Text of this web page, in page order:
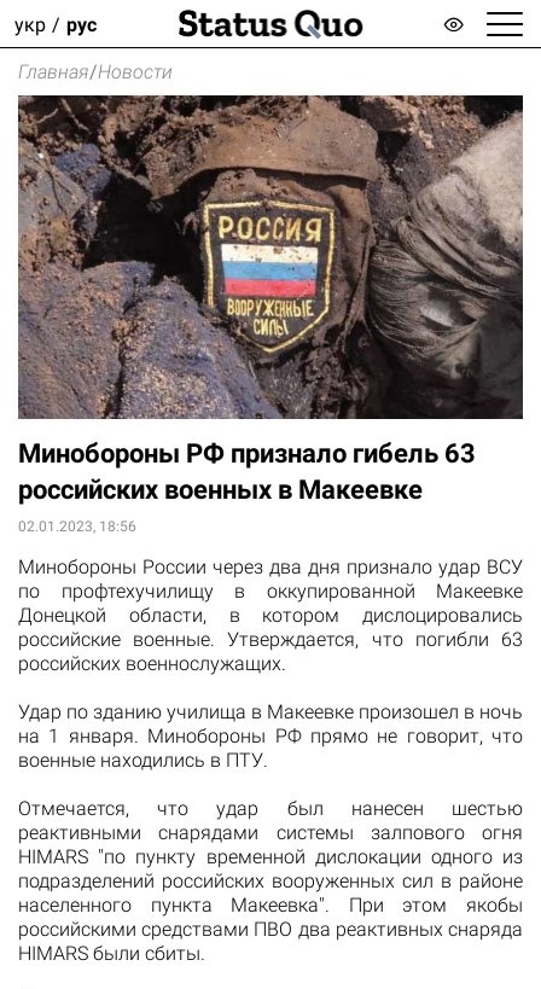
укр рус
Главная/Новости
Минобороны РФ признало гибель 63
российских военных в Макеевке
02.01.2023, 18:56
Минобороны России через два дня признало удар ВСУ
по профтехучилищу в оккупированной Макеевке
Донецкой области, в котором дислоцировались
российские военные. Утверждается, что погибли 63
российских военнослужащих.
Удар по зданию училища в Макеевке произошел в ночь
на 1 января. Минобороны РФ прямо не говорит, что
военные находились в ПТУ.
Отмечается, что удар был нанесен шестью
реактивными снарядами системы залпового огня
HIMARS "по пункту временной дислокации одного из
подразделений российских вооруженных сил в районе
населенного пункта Макеевка". При этом якобы
российскими средствами ПВО два реактивных снаряда
HIMARS были сбиты.